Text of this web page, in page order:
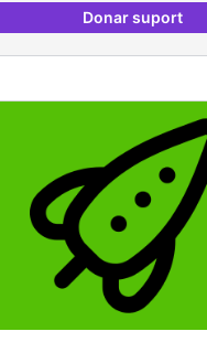
Donar suport
Definició